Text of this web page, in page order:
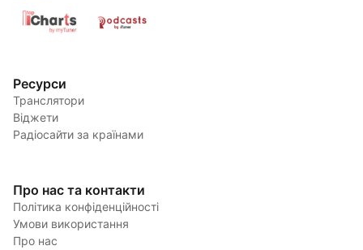
Ресурси
Транслятори
Віджети
Радіосайти за країнами
Про нас та контакти
Політика конфіденційності
Умови використання
Про нас